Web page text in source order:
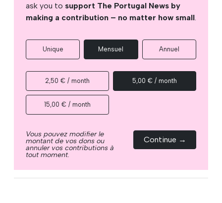
ask you to support The Portugal News by
making a contribution – no matter how small
Unique Mensuel Annuel
2,50 € / month 5,00 € / month
15,00 € / month
Vous pouvez modifier le
montant de vos dons ou
annuler vos contributions à
tout moment.
Continue →